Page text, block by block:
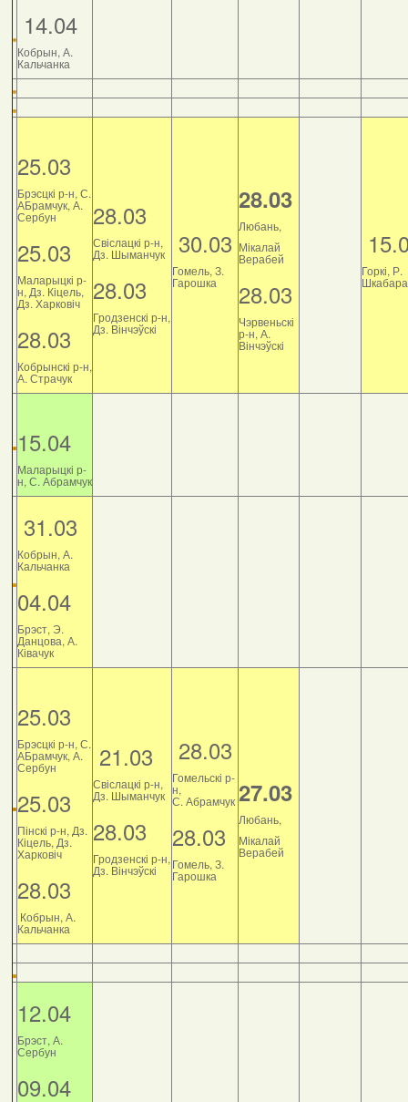
14.04
Кобрын, А.
Кальчанка
25.03
Брэсцкі р-н, С.
АБрамчук, А.
Сербун
25.03
Маларыцкі р-
н, Дз. Кіцель,
Дз. Харковіч
28.03
Кобрынскі р-н,
А. Страчук
28.03
Свіслацкі р-н,
Дз. Шыманчук
28.03
Гродзенскі р-н,
Дз. Вінчэўскі
30.03
Гомель, З.
Гарошка
28.03
Любань,
Мікалай
Верабей
28.03
Чэрвеньскі
р-н, А.
Вінчэўскі
Горкі, Р.
Шкабара
15.04
Маларыцкі р-
н, С. Абрамчук
31.03
Кобрын, А.
Кальчанка
04.04
Брэст, Э.
Данцова, А.
Ківачук
25.03
Брэсцкі р-н, С.
АБрамчук, А.
Сербун
25.03
Пінскі р-н, Дз.
Кіцель, Дз.
Харковіч
28.03
Кобрын, А.
Кальчанка
21.03
Свіслацкі р-н,
Дз. Шыманчук
28.03
Гродзенскі р-н,
Дз. Вінчэўскі
28.03
Гомельскі р-
н,
С. Абрамчук
28.03
Гомель, З.
Гарошка
27.03
Любань,
Мікалай
Верабей
12.04
Брэст, А.
Сербун
09.04